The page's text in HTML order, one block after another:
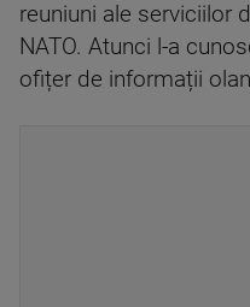
reuniuni ale serviciilor
NATO. Atunci l-a
ofițer de informații